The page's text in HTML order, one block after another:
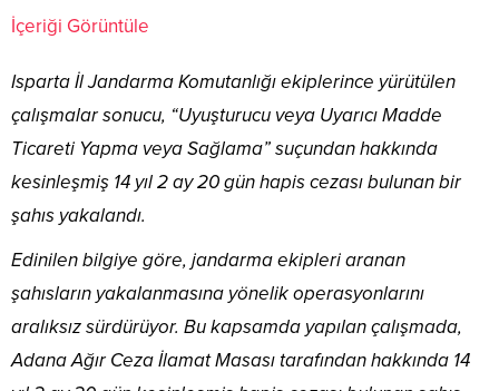
İçeriği Görüntüle
Isparta İl Jandarma Komutanlığı ekiplerince yürütülen
çalışmalar sonucu, “Uyuşturucu veya Uyarıcı Madde
Ticareti Yapma veya Sağlama” suçundan hakkında
kesinleşmiş 14 yıl 2 ay 20 gün hapis cezası bulunan bir
şahıs yakalandı.
Edinilen bilgiye göre, jandarma ekipleri aranan
şahısların yakalanmasına yönelik operasyonlarını
aralıksız sürdürüyor. Bu kapsamda yapılan çalışmada,
Adana Ağır Ceza İlamat Masası tarafından hakkında 14